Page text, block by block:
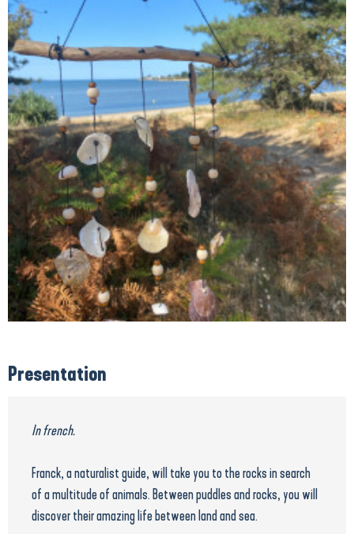
Presentation
In french.
Franck, a naturalist guide, will take you to the rocks in search
of a multitude of animals. Between puddles and rocks, you will
discover their amazing life between land and sea.